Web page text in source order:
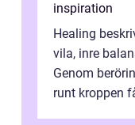
inspiration
Healing
vila, inre
Genom
runt kroppen